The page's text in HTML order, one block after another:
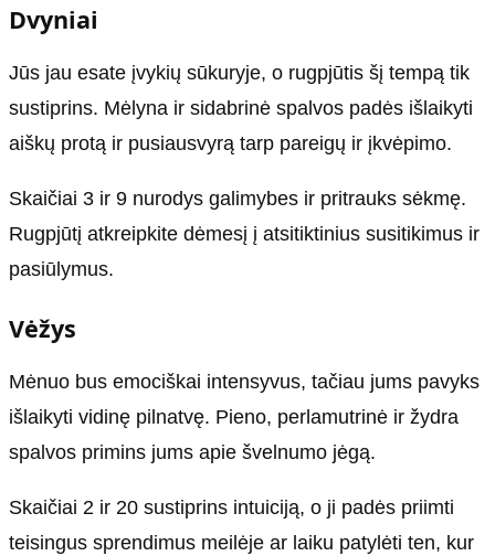
Dvyniai
Jūs jau esate įvykių sūkuryje, o rugpjūtis šį tempą tik
sustiprins. Mėlyna ir sidabrinė spalvos padės išlaikyti
aiškų protą ir pusiausvyrą tarp pareigų ir įkvėpimo.
Skaičiai 3 ir 9 nurodys galimybes ir pritrauks sėkmę.
Rugpjūtį atkreipkite dėmesį į atsitiktinius susitikimus ir
pasiūlymus.
Vėžys
Mėnuo bus emociškai intensyvus, tačiau jums pavyks
išlaikyti vidinę pilnatvę. Pieno, perlamutrinė ir žydra
spalvos primins jums apie švelnumo jėgą.
Skaičiai 2 ir 20 sustiprins intuiciją, o ji padės priimti
teisingus sprendimus meilėje ar laiku patylėti ten, kur